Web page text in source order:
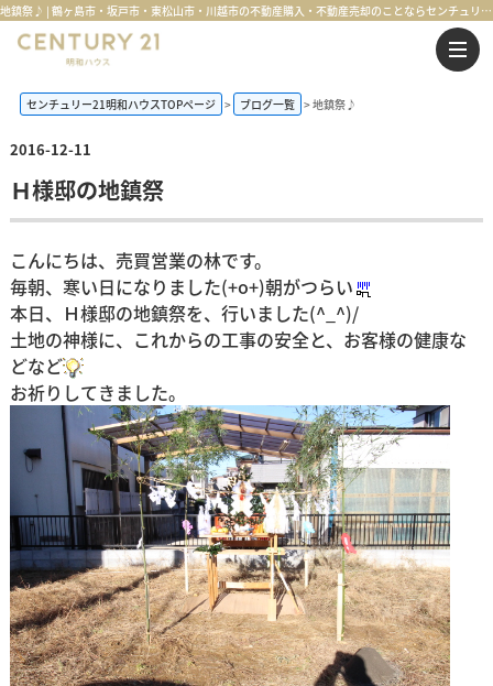
地鎮祭♪ | 鶴ヶ島市・坂戸市・東松山市・川越市の不動産購入・不動産売却のことならセンチュリー21明和ハウス
センチュリー21明和ハウスTOPページ ブログ一覧 地鎮祭♪
2016-12-11
Ｈ様邸の地鎮祭
こんにちは、売買営業の林です。
毎朝、寒い日になりました(+o+)朝がつらい
本日、Ｈ様邸の地鎮祭を、行いました(^_^)/
土地の神様に、これからの工事の安全と、お客様の健康な
どなど
お祈りしてきました。